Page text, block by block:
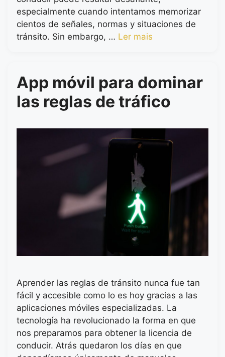
especialmente cuando intentamos memorizar
cientos de señales, normas y situaciones de
tránsito. Sin embargo, … Ler mais
App móvil para dominar
las reglas de tráfico
Aprender las reglas de tránsito nunca fue tan
fácil y accesible como lo es hoy gracias a las
aplicaciones móviles especializadas. La
tecnología ha revolucionado la forma en que
nos preparamos para obtener la licencia de
conducir. Atrás quedaron los días en que